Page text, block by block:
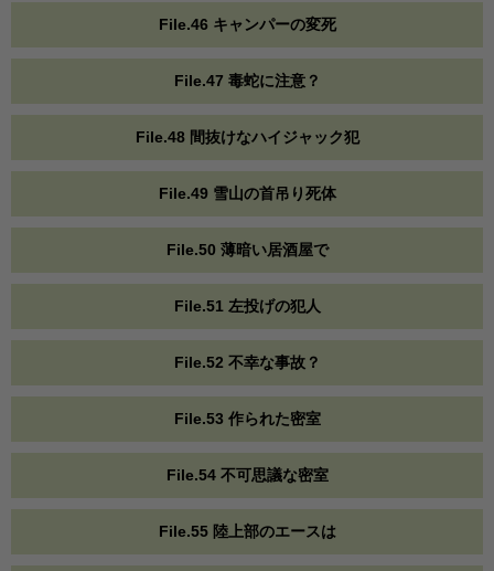
File.46 キャンパーの変死
File.47 毒蛇に注意？
File.48 間抜けなハイジャック犯
File.49 雪山の首吊り死体
File.50 薄暗い居酒屋で
File.51 左投げの犯人
File.52 不幸な事故？
File.53 作られた密室
File.54 不可思議な密室
File.55 陸上部のエースは